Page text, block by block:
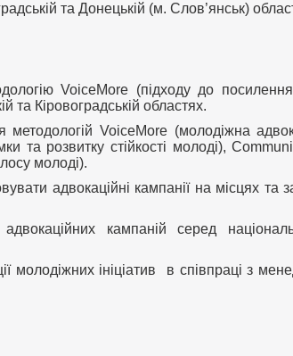
та Донецькій (м. Слов’янськ)
VoiceMore (підходу до
та Кіровоградській областях.
VoiceMore (молодіжна
та розвитку стійкості молоді),
молоді).
адвокаційні кампанії на місцях та
кампаній серед
молодіжних ініціатив в співпраці з